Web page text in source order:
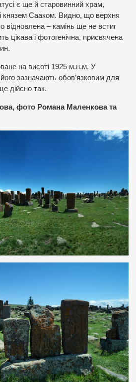
є ще й старовинний храм,
князем Сааком. Видно, що верхня
відновлена – камінь ще не встиг
цікава і фотогенічна, присвячена
на висоті 1925 м.н.м. У
зазначають обов’язковим для
дійсно так.
фото Романа Маленкова та